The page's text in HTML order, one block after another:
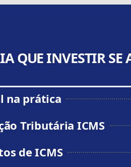
QUE INVESTIR
na prática
Tributária ICMS
de ICMS